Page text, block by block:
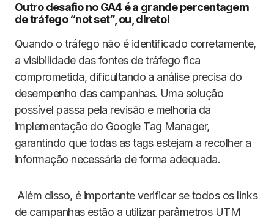
Outro desafio no GA4 é a grande percentagem
de tráfego “not set”, ou, direto!
Quando o tráfego não é identificado corretamente,
a visibilidade das fontes de tráfego fica
comprometida, dificultando a análise precisa do
desempenho das campanhas. Uma solução
possível passa pela revisão e melhoria da
implementação do Google Tag Manager,
garantindo que todas as tags estejam a recolher a
informação necessária de forma adequada.
Além disso, é importante verificar se todos os links
de campanhas estão a utilizar parâmetros UTM